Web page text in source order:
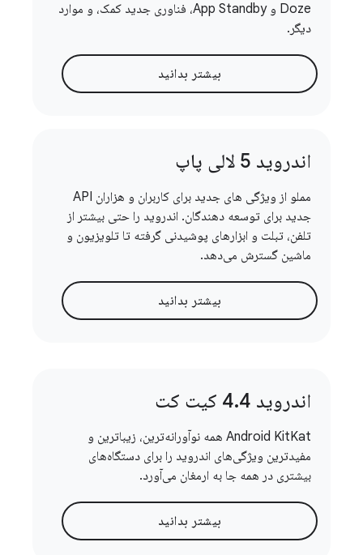
Doze و App Standby، فناوری جدید کمک، و موارد
دیگر.
بیشتر بدانید
اندروید 5 لالی پاپ
مملو از ویژگی های جدید برای کاربران و هزاران API
جدید برای توسعه دهندگان. اندروید را حتی بیشتر از
تلفن، تبلت و ابزارهای پوشیدنی گرفته تا تلویزیون و
ماشین گسترش می‌دهد.
بیشتر بدانید
اندروید 4 .4 کیت کت
Android KitKat همه نوآورانه‌ترین، زیباترین و
مفیدترین ویژگی‌های اندروید را برای دستگاه‌های
بیشتری در همه جا به ارمغان می‌آورد.
بیشتر بدانید